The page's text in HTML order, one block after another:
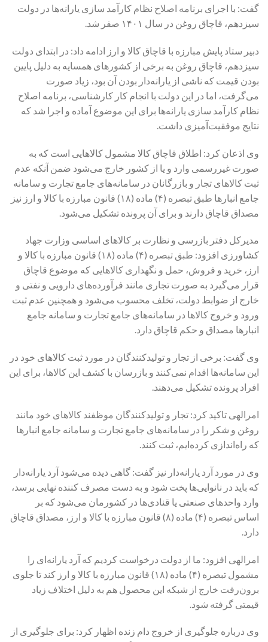
گفت: با اجرای برنامه اصلاح نظام کارآمد سازی یارانه‌ها در دولت
سیزدهم، قاچاق روغن در سال ۱۴۰۱ صفر شد.
دبیر ستاد پایش مبارزه با قاچاق کالا و ارز ادامه داد: در ابتدای دولت
سیزدهم، قاچاق روغن به برخی از کشورهای همسایه به دلیل پایین
بودن قیمت که ناشی از یارانه‌دار بودن آن بود، زیاد صورت
می‌گرفت، اما در این دولت با انجام کار کارشناسی، برنامه اصلاح
نظام کارآمد سازی یارانه‌ها برای این موضوع آماده و اجرا شد که
نتایج موفقیت‌آمیزی داشت.
وی اذعان کرد: اطلاق قاچاق کالا مشمول کالاهایی است که به
صورت غیررسمی وارد و یا از کشور خارج می‌شود ضمن آنکه عدم
ثبت کالاهای تجار و بازرگانان در سامانه‌های جامع تجارت و سامانه
جامع انبارها طبق تبصره (۴) ماده (۱۸) قانون مبارزه با کالا و ارز نیز
مصداق قاچاق دارند و برای آن پرونده تشکیل می‌شود.
مدیرکل دفتر بازرسی و نظارت بر کالاهای اساسی وزارت جهاد
کشاورزی افزود: طبق تبصره (۴) ماده (۱۸) قانون مبارزه با کالا و
ارز، خرید و فروش، حمل و نگهداری کالاهایی که موضوع قاچاق
قرار می‌گیرد به صورت تجاری مانند فرآورده‌های دارویی و نفتی و
خارج از ضوابط دولت، تخلف محسوب می‌شود و همچنین عدم ثبت
ورود و خروج کالاها در سامانه‌های جامع تجارت و سامانه جامع
انبارها مصداق و حکم قاچاق دارد.
وی گفت: برخی از تجار و تولیدکنندگان در مورد ثبت کالاهای خود در
این سامانه‌ها اقدام نمی‌کنند و بازرسان با کشف این کالاها، برای این
افراد پرونده تشکیل می‌دهند.
امرالهی تاکید کرد: تجار و تولیدکنندگان موظفند کالاهای خود مانند
روغن و شکر را در سامانه‌های جامع تجارت و سامانه جامع انبارها
که راه‌اندازی کرده‌ایم، ثبت کنند.
وی در مورد آرد یارانه‌دار نیز گفت: گاهی دیده می‌شود آرد یارانه‌دار
که باید در نانوایی‌ها پخت شود و به دست مصرف کننده نهایی برسد،
وارد واحدهای صنعتی یا قنادی‌ها در کشورمان می‌شود که بر
اساس تبصره (۴) ماده (۸) قانون مبارزه با کالا و ارز، مصداق قاچاق
دارد.
امرالهی افزود: ما از دولت درخواست کردیم که آرد یارانه‌ای را
مشمول تبصره (۴) ماده (۱۸) قانون مبارزه با کالا و ارز کند تا جلوی
برون‌رفت خارج از شبکه این محصول هم به دلیل اختلاف زیاد
قیمتی گرفته شود.
وی درباره جلوگیری از خروج دام زنده اظهار کرد: برای جلوگیری از